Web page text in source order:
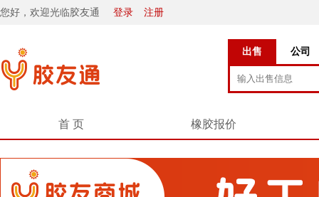
您好，欢迎光临胶友通 登录 注册
出售 公司
首 页 橡胶报价